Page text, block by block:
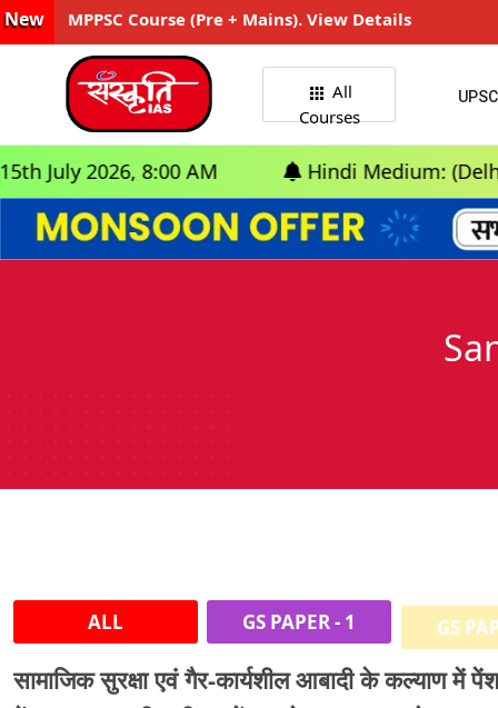
New MPPSC Course (Pre + Mains). View Details
All
Courses
8:00 AM Hindi Medium: (Delhi) - GS
ALL GS PAPER - 1 GS
सामाजिक सुरक्षा एवं गैर-कार्यशील आबादी के कल्याण में